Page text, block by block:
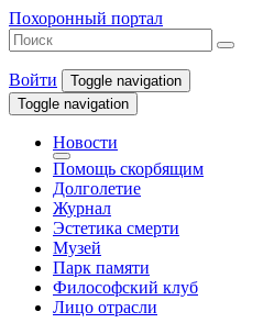
Похоронный портал
Войти
Toggle navigation
Toggle navigation
Новости
Помощь скорбящим
Долголетие
Журнал
Эстетика смерти
Музей
Парк памяти
Философский клуб
Лицо отрасли